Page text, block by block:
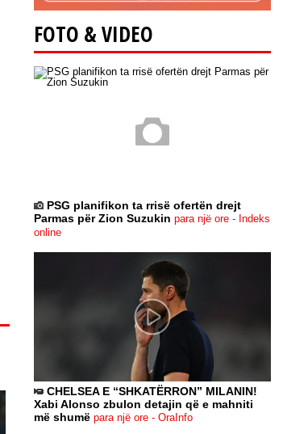
FOTO & VIDEO
PSG planifikon ta rrisë ofertën drejt
Parmas për Zion Suzukin para një ore - Indeks
online
CHELSEA E “SHKATËRRON” MILANIN!
Xabi Alonso zbulon detajin që e mahniti
më shumë para një ore - OraInfo